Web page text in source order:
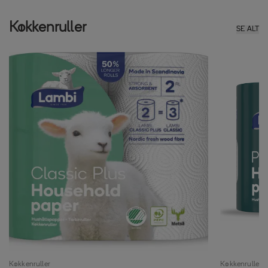
Køkkenruller SE ALT
køkkenruller køkkenruller